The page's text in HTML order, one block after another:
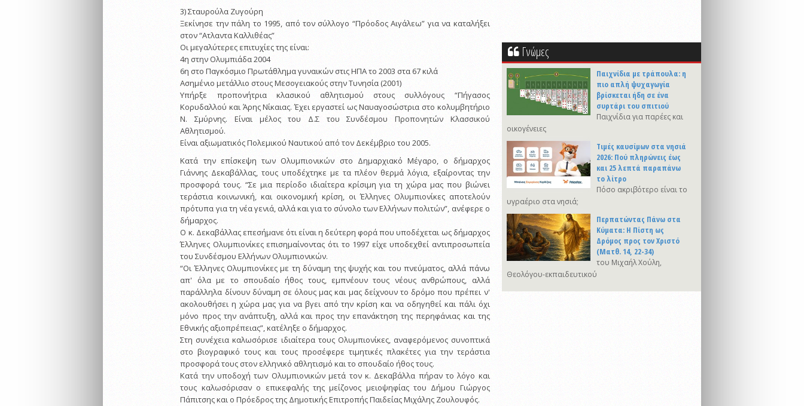
3) Σταυρούλα Ζυγούρη
Ξεκίνησε την πάλη το 1995, από τον σύλλογο “Πρόοδος Αιγάλεω” για να καταλήξει
στον “Ατλαντα Καλλιθέας”
Οι μεγαλύτερες επιτυχίες της είναι:
4η στην Ολυμπιάδα 2004
6η στο Παγκόσμιο Πρωτάθλημα γυναικών στις ΗΠΑ το 2003 στα 67 κιλά
Ασημένιο μετάλλιο στους Μεσογειακούς στην Τυνησία (2001)
Υπήρξε προπονήτρια κλασικού αθλητισμού στους συλλόγους “Πήγασος
Κορυδαλλού και Άρης Νίκαιας. Έχει εργαστεί ως Ναυαγοσώστρια στο κολυμβητήριο
Ν. Σμύρνης. Είναι μέλος του Δ.Σ του Συνδέσμου Προπονητών Κλασσικού
Αθλητισμού.
Είναι αξιωματικός Πολεμικού Ναυτικού από τον Δεκέμβριο του 2005.
Κατά την επίσκεψη των Ολυμπιονικών στο Δημαρχιακό Μέγαρο, ο δήμαρχος
Γιάννης Δεκαβάλλας, τους υποδέχτηκε με τα πλέον θερμά λόγια, εξαίροντας την
προσφορά τους. “Σε μια περίοδο ιδιαίτερα κρίσιμη για τη χώρα μας που βιώνει
τεράστια κοινωνική, και οικονομική κρίση, οι Έλληνες Ολυμπιονίκες αποτελούν
πρότυπα για τη νέα γενιά, αλλά και για το σύνολο των Ελλήνων πολιτών”, ανέφερε ο
δήμαρχος.
Ο κ. Δεκαβάλλας επεσήμανε ότι είναι η δεύτερη φορά που υποδέχεται ως δήμαρχος
Έλληνες Ολυμπιονίκες επισημαίνοντας ότι το 1997 είχε υποδεχθεί αντιπροσωπεία
του Συνδέσμου Ελλήνων Ολυμπιονικών.
“Οι Έλληνες Ολυμπιονίκες με τη δύναμη της ψυχής και του πνεύματος, αλλά πάνω
απ' όλα με το σπουδαίο ήθος τους, εμπνέουν τους νέους ανθρώπους, αλλά
παράλληλα δίνουν δύναμη σε όλους μας και μας δείχνουν το δρόμο που πρέπει ν'
ακολουθήσει η χώρα μας για να βγει από την κρίση και να οδηγηθεί και πάλι όχι
μόνο προς την ανάπτυξη, αλλά και προς την επανάκτηση της περηφάνιας και της
Εθνικής αξιοπρέπειας”, κατέληξε ο δήμαρχος.
Στη συνέχεια καλωσόρισε ιδιαίτερα τους Ολυμπιονίκες, αναφερόμενος συνοπτικά
στο βιογραφικό τους και τους προσέφερε τιμητικές πλακέτες για την τεράστια
προσφορά τους στον ελληνικό αθλητισμό και το σπουδαίο ήθος τους.
Κατά την υποδοχή των Ολυμπιονικών μετά τον κ. Δεκαβάλλα πήραν το λόγο και
τους καλωσόρισαν ο επικεφαλής της μείζονος μειοψηφίας του Δήμου Γιώργος
Πάπιτσης και ο Πρόεδρος της Δημοτικής Επιτροπής Παιδείας Μιχάλης Ζουλουφός.
Γνώμες
Παιχνίδια με τράπουλα: η
πιο απλή ψυχαγωγία
βρίσκεται ήδη σε ένα
συρτάρι του σπιτιού
Παιχνίδια για παρέες και
οικογένειες
Τιμές καυσίμων στα νησιά
2026: Πού πληρώνεις έως
και 25 λεπτά παραπάνω
το λίτρο
Πόσο ακριβότερο είναι το
υγραέριο στα νησιά;
Περπατώντας Πάνω στα
Κύματα: Η Πίστη ως
Δρόμος προς τον Χριστό
(Ματθ. 14, 22-34)
του Μιχαήλ Χούλη,
Θεολόγου-εκπαιδευτικού